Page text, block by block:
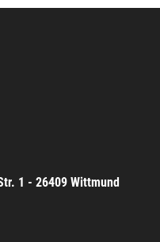
1 - 26409 Wittmund